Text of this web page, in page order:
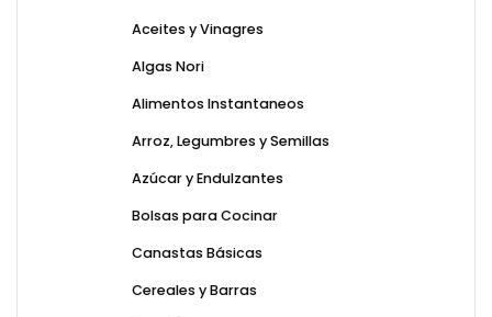
Aceites y Vinagres
Algas Nori
Alimentos Instantaneos
Arroz, Legumbres y Semillas
Azúcar y Endulzantes
Bolsas para Cocinar
Canastas Básicas
Cereales y Barras